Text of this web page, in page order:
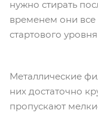
нужно стирать
временем они все
стартового
Металлические
них достаточно
пропускают